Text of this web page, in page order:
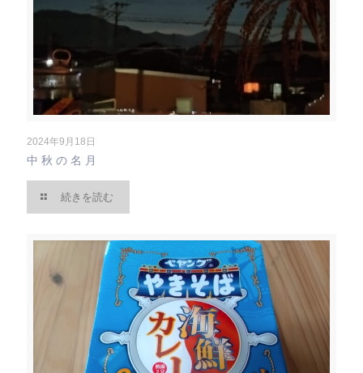
2024年9月18日
中秋の名月
続きを読む